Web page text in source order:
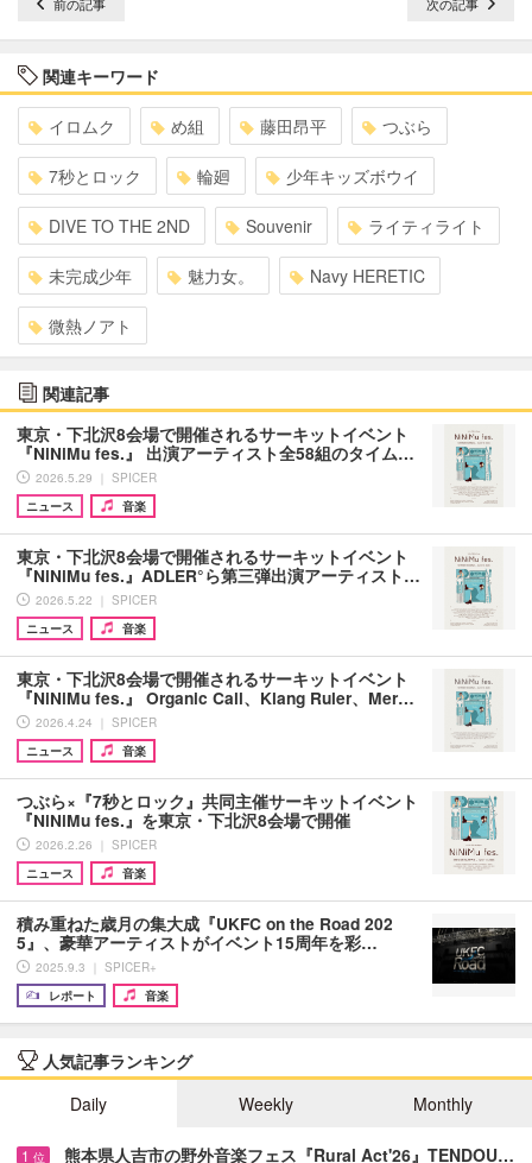
関連キーワード
イロムク め組 藤田昂平 つぶら
7秒とロック 輪廻 少年キッズボウイ
DIVE TO THE 2ND Souvenir ライティライト
未完成少年 魅力女。 Navy HERETIC
微熱ノアト
関連記事
東京・下北沢8会場で開催されるサーキットイベント
『NiNiMu fes.』 出演アーティスト全58組のタイム…
2026.5.29 ｜ SPICER
ニュース
音楽
東京・下北沢8会場で開催されるサーキットイベント
『NiNiMu fes.』ADLER°ら第三弾出演アーティスト…
2026.5.22 ｜ SPICER
ニュース
音楽
東京・下北沢8会場で開催されるサーキットイベント
『NiNiMu fes.』 Organic Call、Klang Ruler、Mer…
2026.4.24 ｜ SPICER
ニュース
音楽
つぶら×『7秒とロック』共同主催サーキットイベント
『NiNiMu fes.』を東京・下北沢8会場で開催
2026.2.26 ｜ SPICER
ニュース
音楽
積み重ねた歳月の集大成『UKFC on the Road 202
5』、豪華アーティストがイベント15周年を彩…
2025.9.3 ｜ SPICER+
レポート
音楽
人気記事ランキング
Daily
Weekly Monthly
1 位 熊本県人吉市の野外音楽フェス『Rural Act'26』TENDOU…